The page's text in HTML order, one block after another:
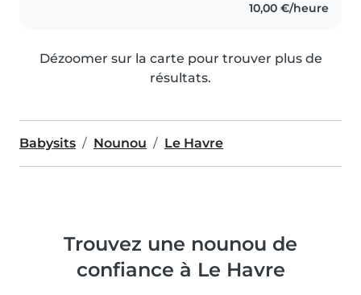
gens, j'habite a caucriauville,..
10,00 €/heure
Dézoomer sur la carte pour trouver plus de
résultats.
Babysits Nounou Le Havre
Trouvez une nounou de
confiance à Le Havre